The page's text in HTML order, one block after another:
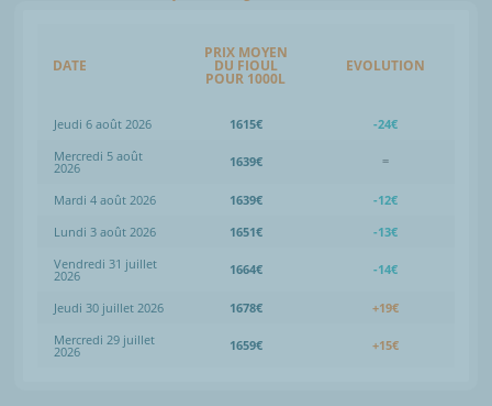
DATE
PRIX MOYEN
DU FIOUL
POUR 1000L
EVOLUTION
Jeudi 6 août 2026 1615€
-24€
Mercredi 5 août
2026 1639€ =
Mardi 4 août 2026 1639€
-12€
Lundi 3 août 2026
1651€
-13€
Vendredi 31 juillet
2026 1664€ -14€
Jeudi 30 juillet 2026 1678€
+19€
Mercredi 29 juillet
2026 1659€ +15€